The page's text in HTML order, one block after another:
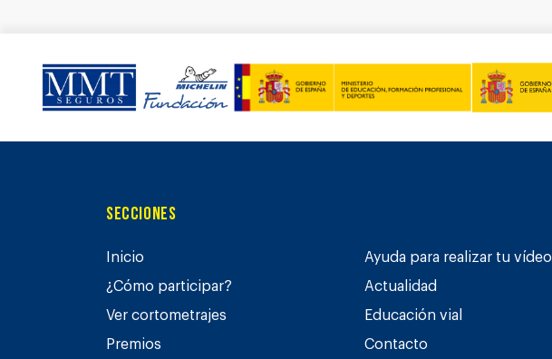
Secciones
Inicio
¿Cómo participar?
Ver cortometrajes
Premios
Ayuda para realizar tu vídeo
Actualidad
Educación vial
Contacto